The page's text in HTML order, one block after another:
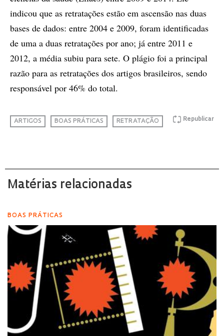
indicou que as retratações estão em ascensão nas duas
bases de dados: entre 2004 e 2009, foram identificadas
de uma a duas retratações por ano; já entre 2011 e
2012, a média subiu para sete. O plágio foi a principal
razão para as retratações dos artigos brasileiros, sendo
responsável por 46% do total.
Republicar
ARTIGOS BOAS PRÁTICAS RETRATAÇÃO